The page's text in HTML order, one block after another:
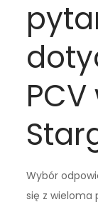
PCV
Wybór
się z wieloma